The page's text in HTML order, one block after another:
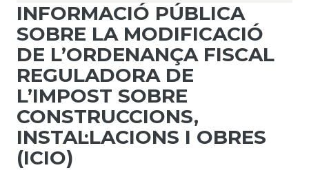
INFORMACIÓ PÚBLICA
SOBRE LA MODIFICACIÓ
DE L’ORDENANÇA FISCAL
REGULADORA DE
L’IMPOST SOBRE
CONSTRUCCIONS,
INSTAL·LACIONS I OBRES
(ICIO)